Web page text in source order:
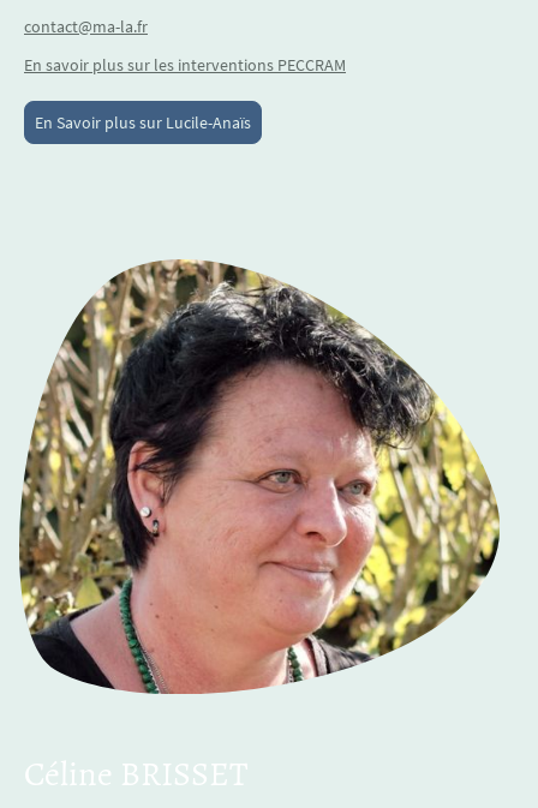
contact@ma-la.fr
En savoir plus sur les interventions PECCRAM
En Savoir plus sur Lucile-Anaïs
Céline BRISSET